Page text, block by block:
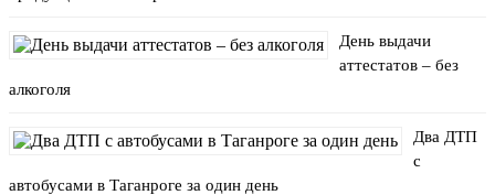
День выдачи
аттестатов – без
алкоголя
Два ДТП
с
автобусами в Таганроге за один день